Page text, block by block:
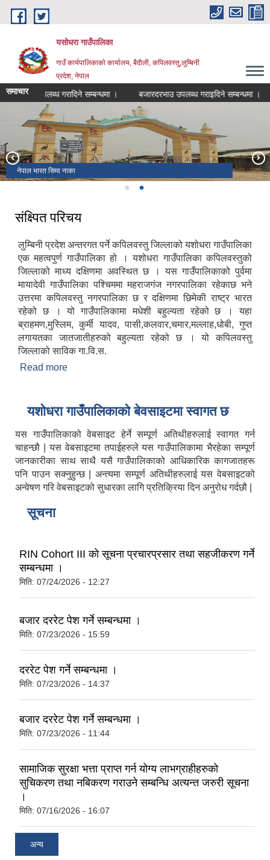
Skip to main content
यसोधरा गाउँपालिका
गाउँ कार्यपालिकाकाे कार्यालय, बैदाैली, कपिलवस्तु,लुम्बिनी
प्रदेश, नेपाल
समाचार
दरभाउ उपलब्ध गरादिने सम्बन्धमा । बजारदरभाउ उपलब्ध गराइदिने सम्बन्धमा ।
समयमाइ मन्दिर
नेपाल भारत सिमा नाका
स‌ंक्ष्पित परिचय
लुम्बिनी प्रदेश अन्तरगत पर्ने कपिलवस्तु जिल्लाको यशोधरा गाउँपालिका
एक महत्वपुर्ण गाउँपालिका हो । यशोधरा गाउँपालिका कपिलवस्तुको
जिल्लाको माध्य दक्षिणमा अवस्थित छ । यस गाउँपालिकाको पुर्वमा
मायादेवी गाउँपालिका पश्चिममा महराजगंज नगरपालिका रहेकाछ भने
उत्तरमा कपिलवस्तु नगरपालिका छ र दक्षिणमा छिमेकी राष्ट्र भारत
रहेको छ । यो गाउँपालिकामा मधेशी बहुल्यता रहेको छ । यहा
ब्राहमण,मुस्लिम, कुर्मी यादव, पासी,कलवार,चमार,मल्लाह,धोबी, गुप्त
लगायतका जातजातीहरुको बहुल्यता रहेको छ । यो कपिलवस्तु
जिल्लाको साविक गा‍.वि.स.
Read more
यशाेधरा गाउँपालिकाकाे बेवसाइटमा स्वागत छ
यस गाउँपालिकाको वेबसाइट हेर्ने सम्पूर्ण अतिथीहरुलाई स्वागत गर्न
चाहन्छौ | यस वेबसाइटमा तपाईहरुले यस गाउँपालिकामा भैरहेका सम्पूर्ण
जानकारीका साथ साथै यसै गाउँपालिकाको आधिकारिक कागजातहरू
पनि पाउन सक्नुहुन्छ | अन्त्यमा सम्पूर्ण अतिथीहरुलाई यस वेबसाइटको
अन्वेषण गरि वेबसाइटको सुधारका लागि प्रतिक्रिया दिन अनुरोध गर्दछौ |
सूचना
RIN Cohort III को सूचना प्रचारप्रसार तथा सहजीकरण गर्ने
सम्बन्धमा ।
मिति: 07/24/2026 - 12:27
बजार दररेट पेश गर्ने सम्बन्धमा ।
मिति: 07/23/2026 - 15:59
दररेट पेश गर्ने सम्बन्धमा ।
मिति: 07/23/2026 - 14:37
बजार दररेट पेश गर्ने सम्बन्धमा ।
मिति: 07/23/2026 - 11:44
सामाजिक सुरक्षा भत्ता प्राप्त गर्न योग्य लाभग्राहीहरुको
सुचिकरण तथा नबिकरण गराउने सम्बन्धि अत्यन्त जरुरी सूचना
।
मिति: 07/16/2026 - 16:07
अन्य